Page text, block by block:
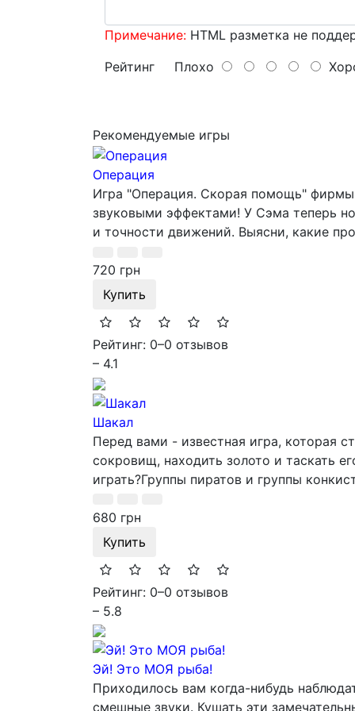
Примечание: HTML разметка не
Рейтинг Плохо
Рекомендуемые игры
Операция
Игра "Операция. Скорая помощь" фирмы
звуковыми эффектами! У Сэма теперь
и точности движений. Выясни, какие
720 грн
Купить
Рейтинг: 0–0 отзывов
– 4.1
Шакал
Перед вами - известная игра, которая
сокровищ, находить золото и таскать
играть?Группы пиратов и группы
680 грн
Купить
Рейтинг: 0–0 отзывов
– 5.8
Эй! Это МОЯ рыба!
Приходилось вам когда-нибудь
смешные звуки. Кушать эти